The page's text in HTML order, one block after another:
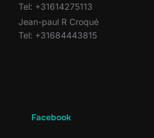
Tel: +31614275113
Jean-paul R Croqué
Tel: +31684443815
Facebook